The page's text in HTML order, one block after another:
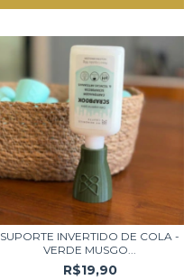
SUPORTE INVERTIDO DE COLA -
VERDE MUSGO...
R$19,90